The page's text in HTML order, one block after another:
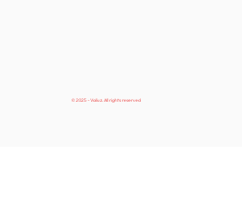
© 2025 - Valiuz. All rights reserved